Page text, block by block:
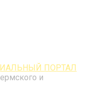
ПОРТАЛ
и